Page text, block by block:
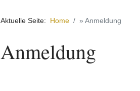
Aktuelle Seite: Home » Anmeldung
Anmeldung